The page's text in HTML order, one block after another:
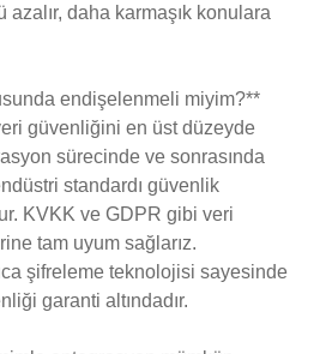
daha karmaşık konulara
endişelenmeli miyim?**
güvenliğini en üst düzeyde
sürecinde ve sonrasında
standardı güvenlik
KVKK ve GDPR gibi veri
tam uyum sağlarız.
şifreleme teknolojisi sayesinde
garanti altındadır.